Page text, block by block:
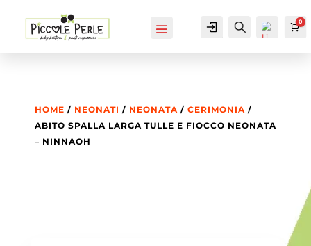
IL MIO
ACCOUNT
ACCOUNT
Cerca... 0
HOME / NEONATI / NEONATA/ CERIMONIA/
ABITO SPALLA LARGA TULLE E FIOCCO NEONATA
– NINNAOH